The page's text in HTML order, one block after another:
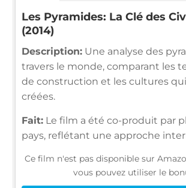
Les Pyramides: La Clé des
(2014)
Description: Une analyse des
travers le monde, comparant les
de construction et les cultures
créées.
Fait: Le film a été co-produit par
pays, reflétant une approche
Ce film n'est pas disponible sur
vous pouvez utiliser le